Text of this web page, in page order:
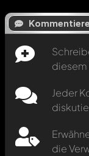
Jeder
die